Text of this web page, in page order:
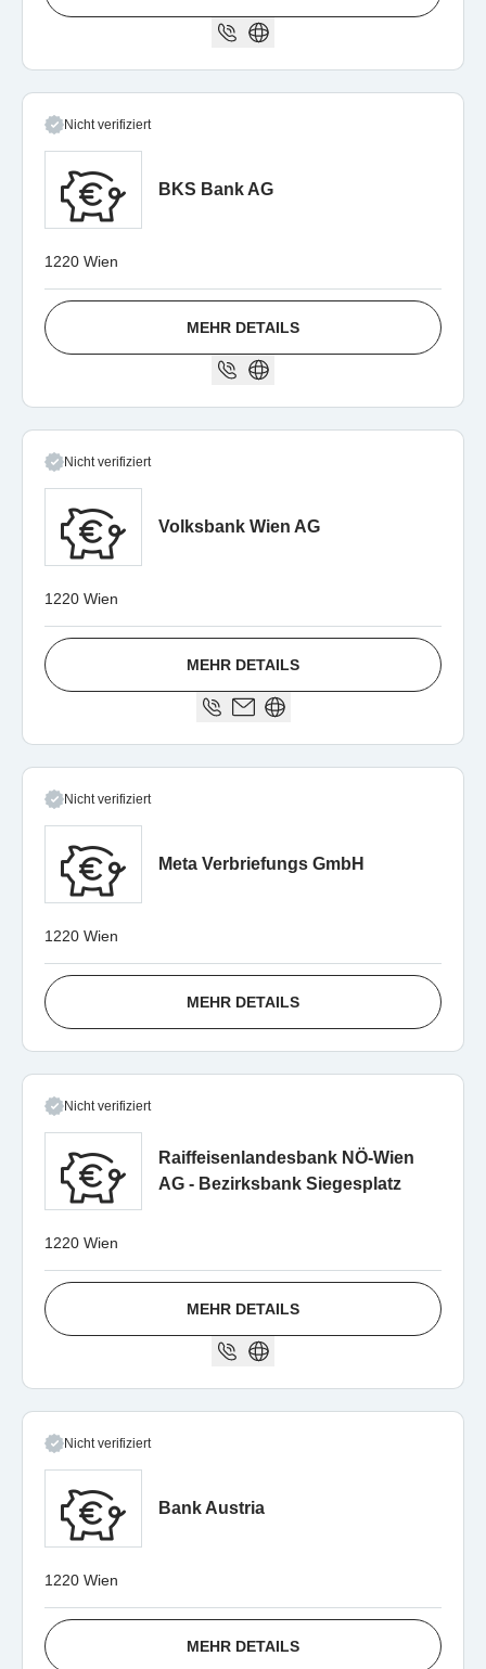
Nicht verifiziert
BKS Bank AG
1220 Wien
MEHR DETAILS
Nicht verifiziert
Volksbank Wien AG
1220 Wien
MEHR DETAILS
Nicht verifiziert
Meta Verbriefungs GmbH
1220 Wien
MEHR DETAILS
Nicht verifiziert
Raiffeisenlandesbank NÖ-Wien
AG - Bezirksbank Siegesplatz
1220 Wien
MEHR DETAILS
Nicht verifiziert
Bank Austria
1220 Wien
MEHR DETAILS